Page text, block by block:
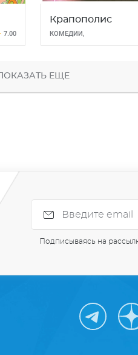
7.00
Крапополис
КОМЕДИИ,
МУЛЬТСЕРИАЛЫ
ПОКАЗАТЬ ЕЩЕ
Подписываясь на